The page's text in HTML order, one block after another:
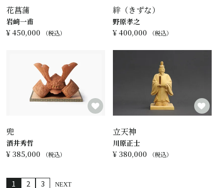
花菖蒲
¥ 450,000 税込
岩﨑一甫
絆（きずな）
¥400,000 税込
野原孝之
兜
¥ 385,000 税込
酒井秀哲
立天神
¥ 380,000 税込
川原正士
1 2 3